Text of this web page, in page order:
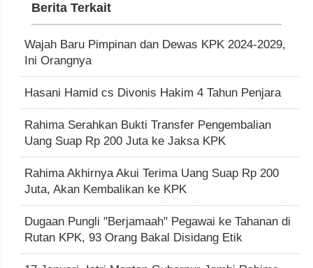
Berita Terkait
Wajah Baru Pimpinan dan Dewas KPK 2024-2029,
Ini Orangnya
Hasani Hamid cs Divonis Hakim 4 Tahun Penjara
Rahima Serahkan Bukti Transfer Pengembalian
Uang Suap Rp 200 Juta ke Jaksa KPK
Rahima Akhirnya Akui Terima Uang Suap Rp 200
Juta, Akan Kembalikan ke KPK
Dugaan Pungli "Berjamaah" Pegawai ke Tahanan di
Rutan KPK, 93 Orang Bakal Disidang Etik